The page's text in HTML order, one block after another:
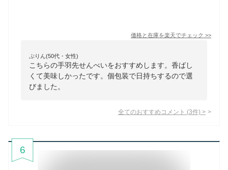
価格と在庫を楽天でチェック >>
ぷりん(50代・女性)
こちらの手羽先せんべいをおすすめします。香ばし
くて美味しかったです。個包装で日持ちするので選
びました。
全てのおすすめコメント (3件) >
6